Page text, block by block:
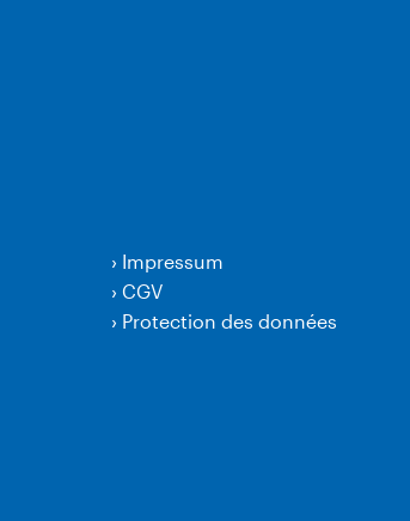
› Impressum
› CGV
› Protection des données